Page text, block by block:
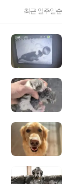
최근 일주일순